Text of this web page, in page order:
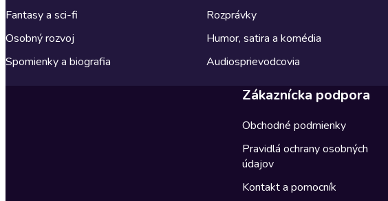
Fantasy a sci-fi
Osobný rozvoj
Spomienky a biografia
Rozprávky
Humor, satira a komédia
Audiosprievodcovia
Zákaznícka podpora
Obchodné podmienky
Pravidlá ochrany osobných
údajov
Kontakt a pomocník